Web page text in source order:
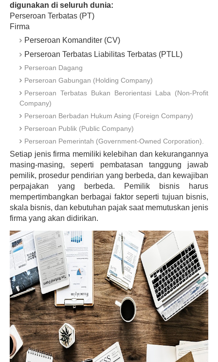
digunakan di seluruh dunia:
Perseroan Terbatas (PT)
Firma
Perseroan Komanditer (CV)
Perseroan Terbatas Liabilitas Terbatas (PTLL)
Perseroan Dagang
Perseroan Gabungan (Holding Company)
Perseroan Terbatas Bukan Berorientasi Laba (Non-Profit
Company)
Perseroan Berbadan Hukum Asing (Foreign Company)
Perseroan Publik (Public Company)
Perseroan Pemerintah (Government-Owned Corporation).
Setiap jenis firma memiliki kelebihan dan kekurangannya
masing-masing, seperti pembatasan tanggung jawab
pemilik, prosedur pendirian yang berbeda, dan kewajiban
perpajakan yang berbeda. Pemilik bisnis harus
mempertimbangkan berbagai faktor seperti tujuan bisnis,
skala bisnis, dan kebutuhan pajak saat memutuskan jenis
firma yang akan didirikan.